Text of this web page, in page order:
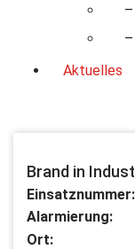
Aktuelles
Brand in
Einsatznummer:
Alarmierung:
Ort: